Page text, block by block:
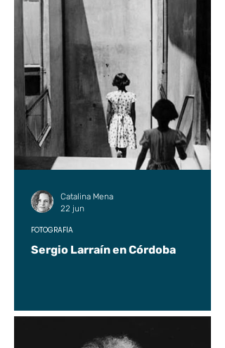
Sergio Larraín en Córdoba
FOTOGRAFÍA
Catalina Mena
22 jun